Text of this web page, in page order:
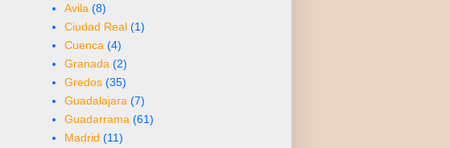
Avila (8)
Ciudad Real (1)
Cuenca (4)
Granada (2)
Gredos (35)
Guadalajara (7)
Guadarrama (61)
Madrid (11)